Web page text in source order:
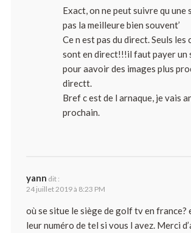
Exact, on ne peut suivre qu une
pas la meilleure bien souvent’
Ce n est pas du direct. Seuls les
sont en direct!!!il faut payer un
pour aavoir des images plus
directt.
Bref c est de l arnaque, je vais
prochain.
yann dit :
24 juillet 2019 à 8:23 PM
où se situe le siège de golf tv en france?
leur numéro de tel si vous l avez. Merci